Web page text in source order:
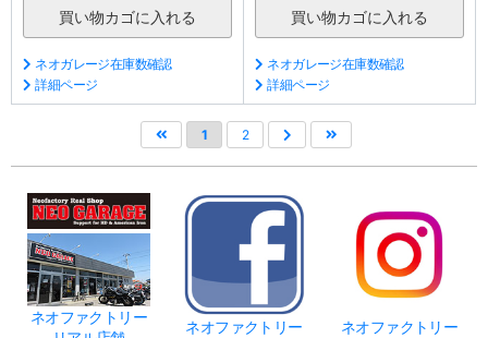
ネオガレージ在庫数確認
詳細ページ
ネオガレージ在庫数確認
詳細ページ
1 2
ネオファクトリー
ネオファクトリー
ネオファクトリー